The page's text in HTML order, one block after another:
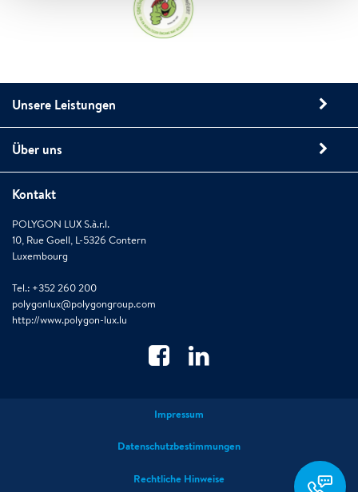
Unsere Leistungen
Über uns
Kontakt
POLYGON LUX S.à.r.l.
10, Rue Goell, L-5326 Contern
Luxembourg
Tel.: +352 260 200
polygonlux@polygongroup.com
http://www.polygon-lux.lu
Impressum
Datenschutzbestimmungen
Rechtliche Hinweise